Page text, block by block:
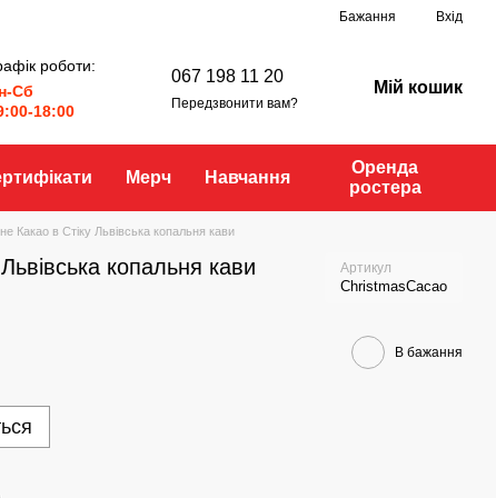
Бажання Вхід
роботи:
Сб
18:00
067 198 11 20
Передзвонити вам?
Мій кошик
Мерч Навчання
Оренда
ростера
Какао в Стіку Львівська копальня кави
копальня кави Артикул
ChristmasCacao
В бажання